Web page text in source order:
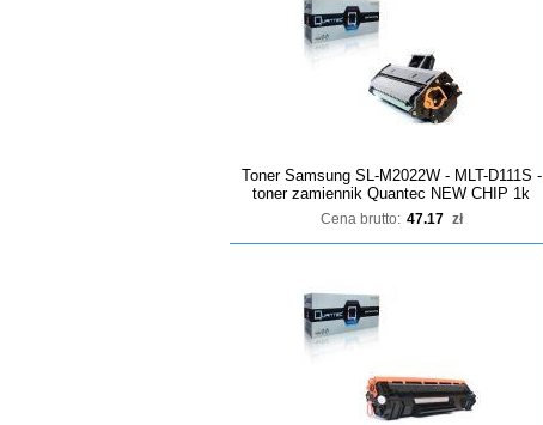
Toner Samsung SL-M2022W - MLT-D111S -
toner zamiennik Quantec NEW CHIP 1k
Cena brutto: 47.17 zł